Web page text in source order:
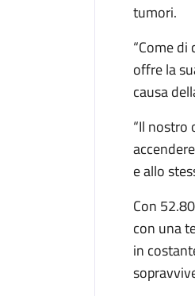
tumori.
“Come
offre la
causa
“Il nostro
e allo
Con
con una
in